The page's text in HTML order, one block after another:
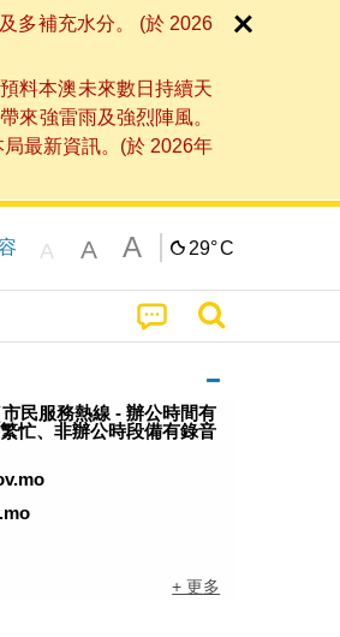
多補充水分。 (於 2026
料本澳未來數日持續天
來強雷雨及強烈陣風。
最新資訊。(於 2026年
A A A 29°C
市民服務熱線 - 辦公時間有
忙、非辦公時段備有錄音
+ 更多